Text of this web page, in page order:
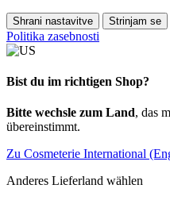
Shrani nastavitve Strinjam se
Politika zasebnosti
Bist du im richtigen Shop?
Bitte wechsle zum Land, das
übereinstimmt.
Zu Cosmeterie International
Anderes Lieferland wählen